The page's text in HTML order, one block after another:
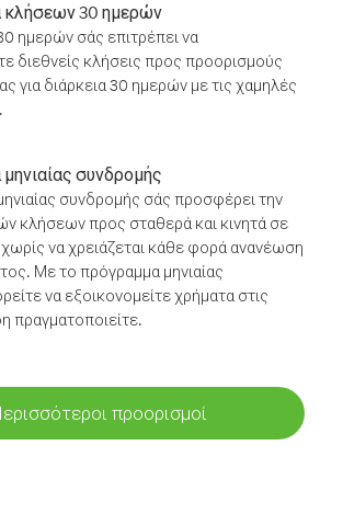
30 ημερών
ημερών σάς επιτρέπει να
διεθνείς κλήσεις προς προορισμούς
για διάρκεια 30 ημερών με τις χαμηλές
συνδρομής
συνδρομής σάς προσφέρει την
κλήσεων προς σταθερά και κινητά σε
να χρειάζεται κάθε φορά ανανέωση
Με το πρόγραμμα μηνιαίας
να εξοικονομείτε χρήματα στις
πραγματοποιείτε.
προορισμοί